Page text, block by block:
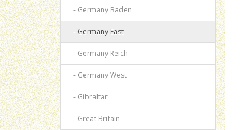
- Germany Baden
- Germany East
- Germany Reich
- Germany West
- Gibraltar
- Great Britain